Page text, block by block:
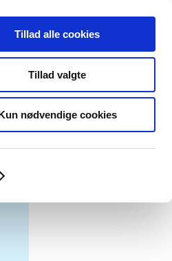
Tillad alle cookies
Tillad valgte
nødvendige cookies